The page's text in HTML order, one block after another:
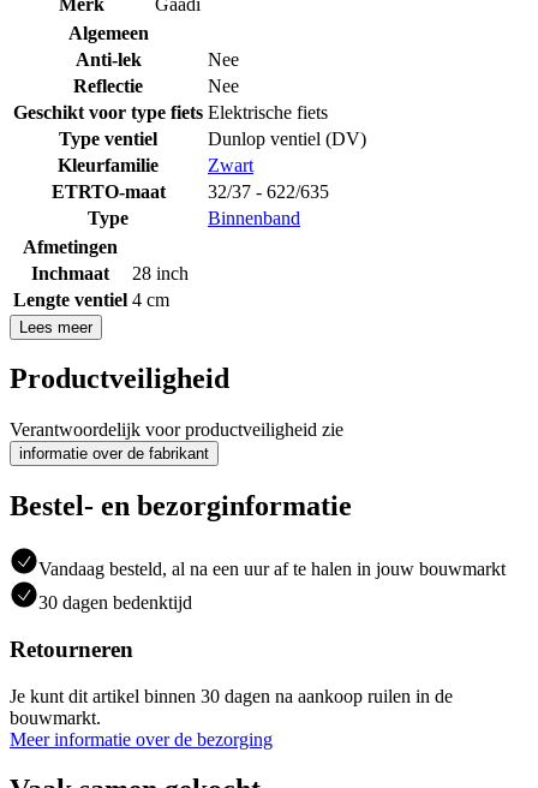
Algemeen
Anti-lek
Nee
Reflectie
Nee
Geschikt voor type fiets Elektrische fiets
Type ventiel
Dunlop ventiel (DV)
Kleurfamilie
Zwart
ETRTO-maat
32/37 - 622/635
Type
Binnenband
Afmetingen
Inchmaat
28 inch
Lengte ventiel 4 cm
Lees meer
Productveiligheid
Verantwoordelijk voor productveiligheid zie
informatie over de fabrikant
Bestel- en bezorginformatie
Vandaag besteld, al na een uur af te halen in jouw bouwmarkt
30 dagen bedenktijd
Retourneren
Je kunt dit artikel binnen 30 dagen na aankoop ruilen in de
bouwmarkt.
Meer informatie over de bezorging